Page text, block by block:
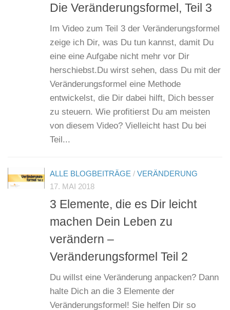
Die Veränderungsformel, Teil 3
Im Video zum Teil 3 der Veränderungsformel
zeige ich Dir, was Du tun kannst, damit Du
eine eine Aufgabe nicht mehr vor Dir
herschiebst.Du wirst sehen, dass Du mit der
Veränderungsformel eine Methode
entwickelst, die Dir dabei hilft, Dich besser
zu steuern. Wie profitierst Du am meisten
von diesem Video? Vielleicht hast Du bei
Teil...
ALLE BLOGBEITRÄGE / VERÄNDERUNG
17. MAI 2018
3 Elemente, die es Dir leicht
machen Dein Leben zu
verändern –
Veränderungsformel Teil 2
Du willst eine Veränderung anpacken? Dann
halte Dich an die 3 Elemente der
Veränderungsformel! Sie helfen Dir so